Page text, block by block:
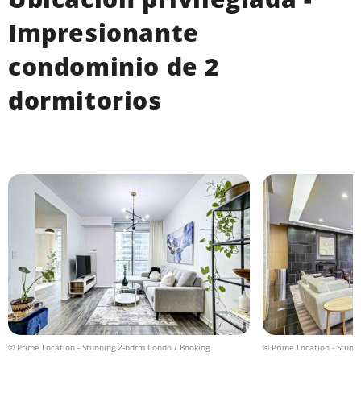
Impresionante
condominio de 2
dormitorios
© Prime Location - Stunning 2-bdrm Condo / Booking © Prime Location -